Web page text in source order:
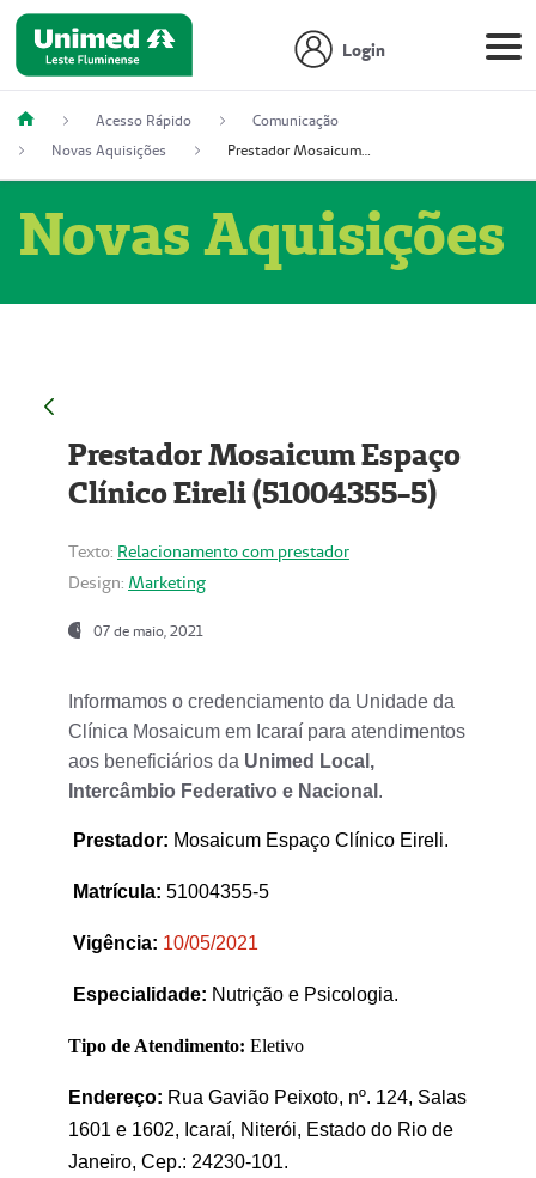
Login
Acesso Rápido
Comunicação
Novas Aquisições
Prestador Mosaicum Espaço Clínico Eireli (51004355-5)
Novas Aquisições
Prestador Mosaicum Espaço
Clínico Eireli (51004355-5)
Texto: Relacionamento com prestador
Design: Marketing
07 de maio, 2021
Informamos o credenciamento da Unidade da
Clínica Mosaicum em Icaraí para atendimentos
aos beneficiários da Unimed Local,
Intercâmbio Federativo e Nacional .
Prestador: Mosaicum Espaço Clínico Eireli.
Matrícula: 51004355-5
Vigência: 10/05/2021
Especialidade: Nutrição e Psicologia.
Tipo de Atendimento: Eletivo
Endereço: Rua Gavião Peixoto, nº. 124, Salas
1601 e 1602, Icaraí, Niterói, Estado do Rio de
Janeiro, Cep.: 24230-101.